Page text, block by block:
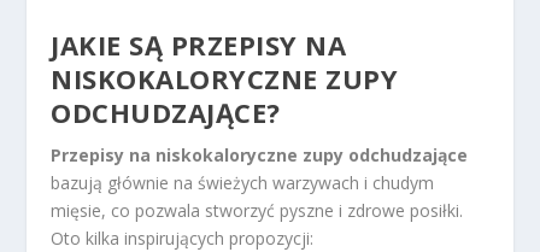
JAKIE SĄ PRZEPISY NA
NISKOKALORYCZNE ZUPY
ODCHUDZAJĄCE?
Przepisy na niskokaloryczne zupy odchudzające
bazują głównie na świeżych warzywach i chudym
mięsie, co pozwala stworzyć pyszne i zdrowe posiłki.
Oto kilka inspirujących propozycji: